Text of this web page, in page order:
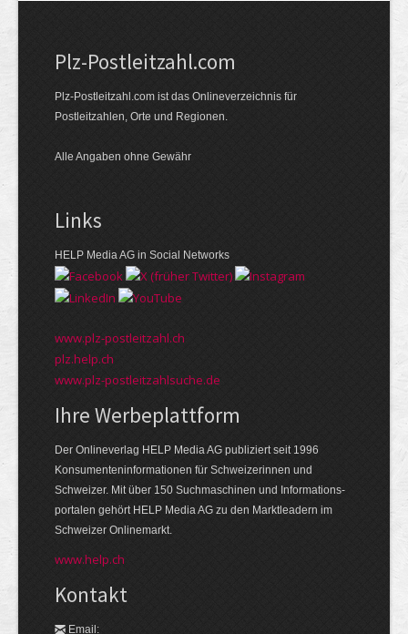
Plz-Postleitzahl.com
Plz-Postleitzahl.com ist das Onlineverzeichnis für
Postleitzahlen, Orte und Regionen.
Alle Angaben ohne Gewähr
Links
HELP Media AG in Social Networks
www.plz-postleitzahl.ch
plz.help.ch
www.plz-postleitzahlsuche.de
Ihre Werbeplattform
Der Onlineverlag HELP Media AG publiziert seit 1996
Konsumenten­informationen für Schweizerinnen und
Schweizer. Mit über 150 Suchmaschinen und Informations­
portalen gehört HELP Media AG zu den Markt­leadern im
Schweizer Onlinemarkt.
www.help.ch
Kontakt
Email: